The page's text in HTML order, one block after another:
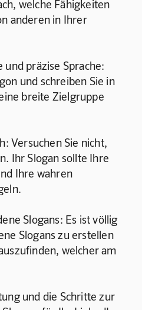
welche Fähigkeiten
anderen in Ihrer
und präzise Sprache:
und schreiben Sie in
breite Zielgruppe
Versuchen Sie nicht,
Ihr Slogan sollte Ihre
Ihre wahren
Slogans: Es ist völlig
Slogans zu erstellen
welcher am
und die Schritte zur